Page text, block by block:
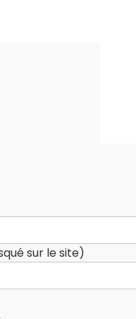
sur le site)